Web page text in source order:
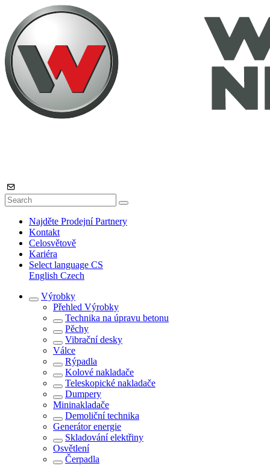
Najděte Prodejní Partnery
Kontakt
Celosvětově
Kariéra
Select language CS
English Czech
Výrobky
Přehled Výrobky
Technika na úpravu betonu
Pěchy
Vibrační desky
Válce
Rýpadla
Kolové nakladače
Teleskopické nakladače
Dumpery
Mininakladače
Demoliční technika
Generátor energie
Skladování elektřiny
Osvětlení
Čerpadla